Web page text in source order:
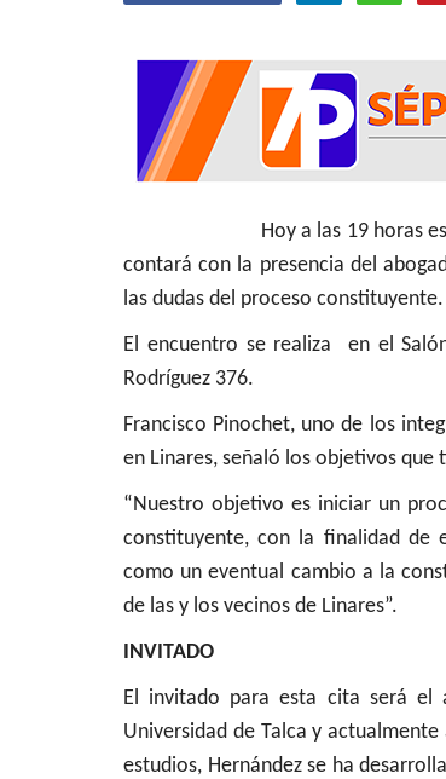
Hoy a las 19 horas está fijada
contará con la presencia del
las dudas del proceso constituyente.
El encuentro se realiza en el
Rodríguez 376.
Francisco Pinochet, uno de los
en Linares, señaló los objetivos
“Nuestro objetivo es iniciar un
constituyente, con la finalidad de
como un eventual cambio a la
de las y los vecinos de Linares”.
INVITADO
El invitado para esta cita será el
Universidad de Talca y
estudios, Hernández se ha
ChileAtiende
Atención Virtual en
La iniciativa fue valorada por la
comunales quienes, encabezados...